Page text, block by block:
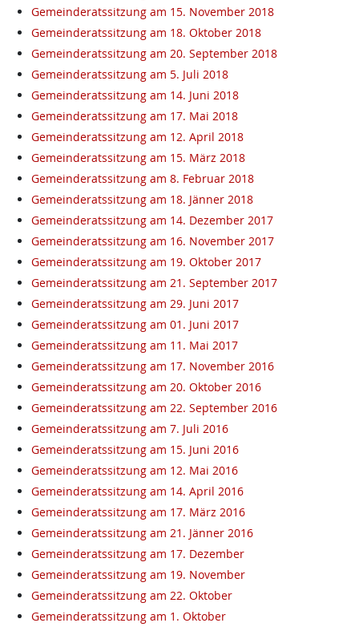
Gemeinderatssitzung am 15. November 2018
Gemeinderatssitzung am 18. Oktober 2018
Gemeinderatssitzung am 20. September 2018
Gemeinderatssitzung am 5. Juli 2018
Gemeinderatssitzung am 14. Juni 2018
Gemeinderatssitzung am 17. Mai 2018
Gemeinderatssitzung am 12. April 2018
Gemeinderatssitzung am 15. März 2018
Gemeinderatssitzung am 8. Februar 2018
Gemeinderatssitzung am 18. Jänner 2018
Gemeinderatssitzung am 14. Dezember 2017
Gemeinderatssitzung am 16. November 2017
Gemeinderatssitzung am 19. Oktober 2017
Gemeinderatssitzung am 21. September 2017
Gemeinderatssitzung am 29. Juni 2017
Gemeinderatssitzung am 01. Juni 2017
Gemeinderatssitzung am 11. Mai 2017
Gemeinderatssitzung am 17. November 2016
Gemeinderatssitzung am 20. Oktober 2016
Gemeinderatssitzung am 22. September 2016
Gemeinderatssitzung am 7. Juli 2016
Gemeinderatssitzung am 15. Juni 2016
Gemeinderatssitzung am 12. Mai 2016
Gemeinderatssitzung am 14. April 2016
Gemeinderatssitzung am 17. März 2016
Gemeinderatssitzung am 21. Jänner 2016
Gemeinderatssitzung am 17. Dezember
Gemeinderatssitzung am 19. November
Gemeinderatssitzung am 22. Oktober
Gemeinderatssitzung am 1. Oktober